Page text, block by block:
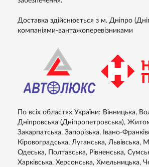
Доставка здійснюється з м. Дніпро
компаніями-вантажоперевізниками
По всіх областях України: Вінницька,
Дніпровська (Дніпропетровська),
Закарпатська, Запорізька, Івано-
Кіровоградська, Луганська, Львівська,
Одеська, Полтавська, Рівненська,
Харківська, Херсонська, Хмельницька,